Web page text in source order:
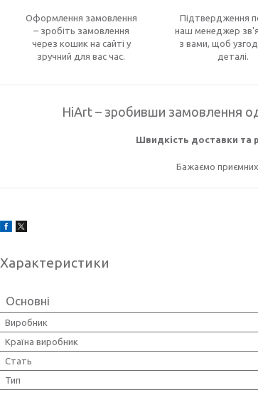
Оформлення замовлення
– зробіть замовлення
через кошик на сайті у
зручний для вас час.
Підтвердження
наш менеджер
з вами, щоб
деталі.
HiArt – зробивши замовлення
Швидкість доставки та
Бажаємо
Характеристики
Основні
Виробник
Країна виробник
Стать
Тип